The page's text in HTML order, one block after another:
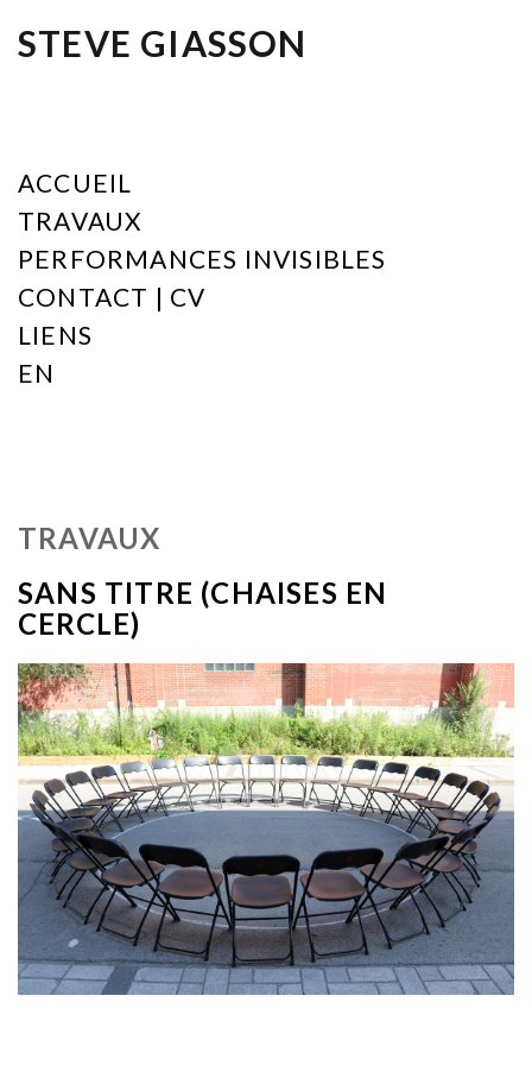
STEVE GIASSON
ACCUEIL
TRAVAUX
PERFORMANCES INVISIBLES
CONTACT | CV
LIENS
EN
TRAVAUX
SANS TITRE (CHAISES EN
CERCLE)